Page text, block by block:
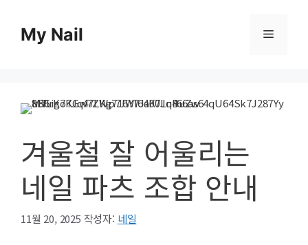
My Nail 메
겨울철 잘 어울리는
네일 파츠 조합 안내
11월 20, 2025 작성자: 네일